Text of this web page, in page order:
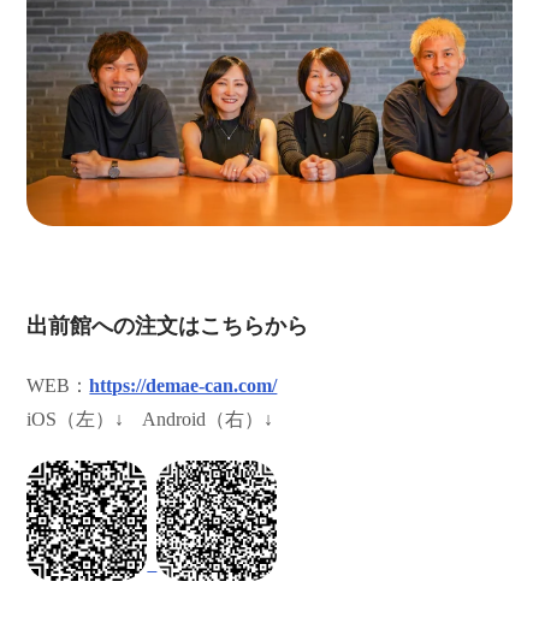
出前館への注文はこちらから
WEB：https://demae-can.com/
iOS（左）↓ Android（右）↓